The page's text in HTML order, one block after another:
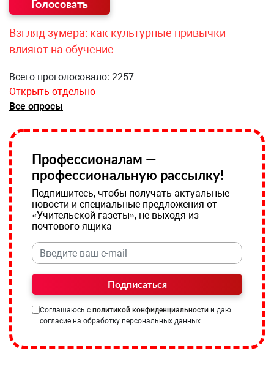
Взгляд зумера: как культурные привычки
влияют на обучение
Всего проголосовало: 2257
Открыть отдельно
Все опросы
Профессионалам —
профессиональную рассылку!
Подпишитесь, чтобы получать актуальные
новости и специальные предложения от
«Учительской газеты», не выходя из
почтового ящика
Подписаться
Соглашаюсь с политикой конфиденциальности и даю
согласие на обработку персональных данных